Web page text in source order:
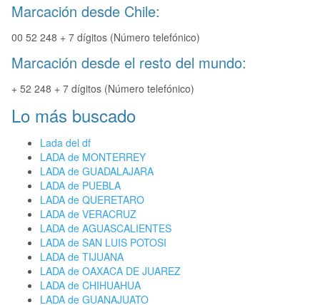
Marcación desde Chile:
00 52 248 + 7 dígitos (Número telefónico)
Marcación desde el resto del mundo:
+ 52 248 + 7 dígitos (Número telefónico)
Lo más buscado
Lada del df
LADA de MONTERREY
LADA de GUADALAJARA
LADA de PUEBLA
LADA de QUERETARO
LADA de VERACRUZ
LADA de AGUASCALIENTES
LADA de SAN LUIS POTOSI
LADA de TIJUANA
LADA de OAXACA DE JUAREZ
LADA de CHIHUAHUA
LADA de GUANAJUATO